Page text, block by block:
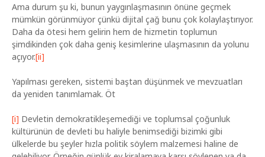
Ama durum şu ki, bunun yaygınlaşmasının önüne geçmek
mümkün görünmüyor çünkü dijital çağ bunu çok kolaylaştırıyor.
Daha da ötesi hem gelirin hem de hizmetin toplumun
şimdikinden çok daha geniş kesimlerine ulaşmasının da yolunu
açıyor.[ii]
Yapılması gereken, sistemi baştan düşünmek ve mevzuatları
da yeniden tanımlamak. Öt
[i] Devletin demokratikleşemediği ve toplumsal çoğunluk
kültürünün de devleti bu haliyle benimsediği bizimki gibi
ülkelerde bu şeyler hızla politik söylem malzemesi haline de